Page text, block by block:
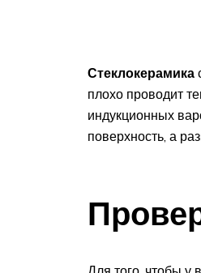
Стеклокерамика
плохо проводит
индукционных
поверхность, а